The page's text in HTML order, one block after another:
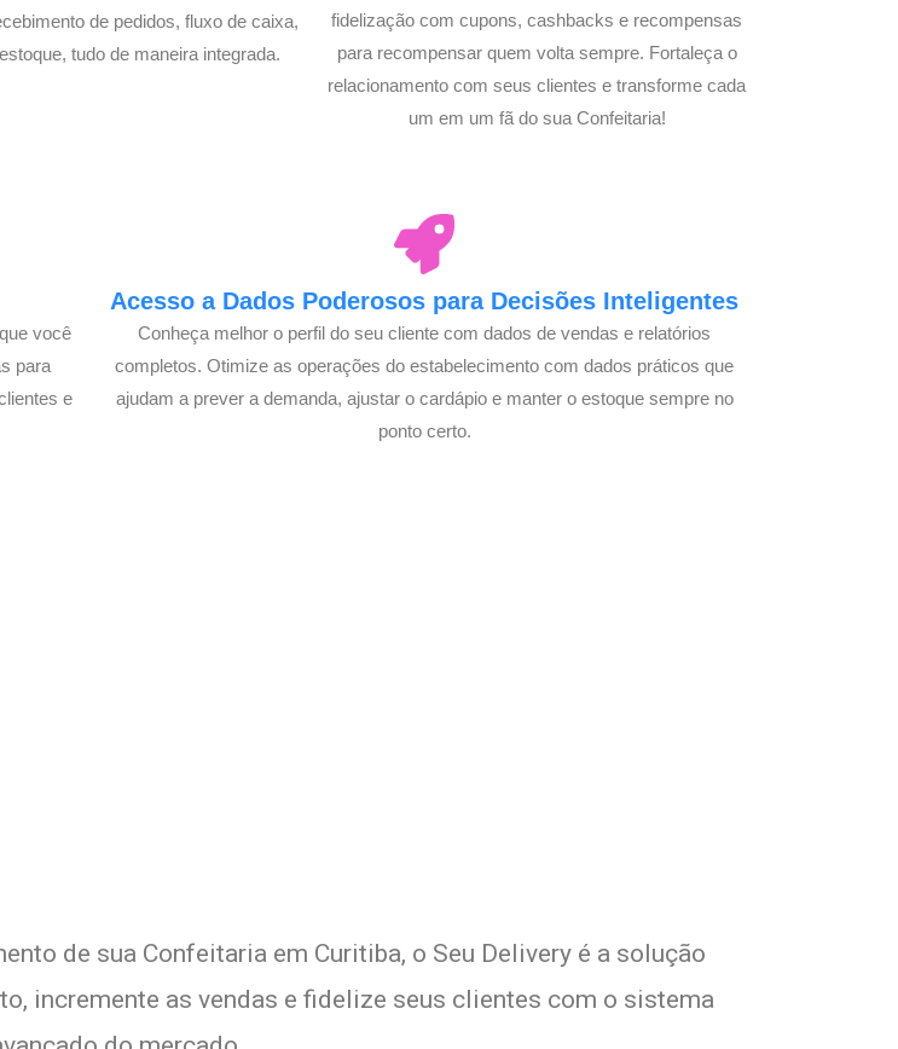
de pedidos, fluxo de caixa,
tudo de maneira integrada.
fidelização com cupons, cashbacks e recompensas
para recompensar quem volta sempre. Fortaleça o
relacionamento com seus clientes e transforme cada
um em um fã do sua Confeitaria!
você
para
e
Acesso a Dados Poderosos para Decisões Inteligentes
Conheça melhor o perfil do seu cliente com dados de vendas e relatórios
completos. Otimize as operações do estabelecimento com dados práticos que
ajudam a prever a demanda, ajustar o cardápio e manter o estoque sempre no
ponto certo.
de sua Confeitaria em Curitiba, o Seu Delivery é a solução
incremente as vendas e fidelize seus clientes com o sistema